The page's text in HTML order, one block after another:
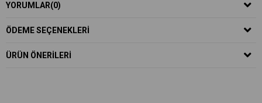
YORUMLAR(0)
ÖDEME SEÇENEKLERI
ÜRÜN ÖNERILERI